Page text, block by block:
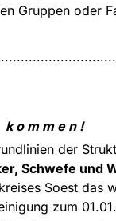
Gruppen oder
o m m e n !
der
Schwefe und
Soest das
zum